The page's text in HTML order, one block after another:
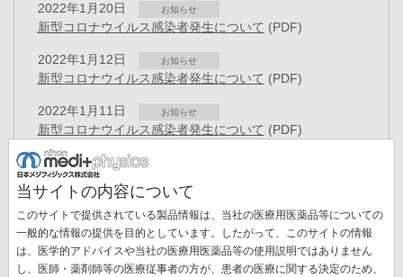
2022年1月20日 お知らせ
新型コロナウイルス感染者発生について (PDF)
2022年1月12日 お知らせ
新型コロナウイルス感染者発生について (PDF)
2022年1月11日 お知らせ
新型コロナウイルス感染者発生について (PDF)
2021年11月17日
特異的かつ簡便な抗体修飾技術に関する特許を取得 ～セ
ラノスティクスを具現化する放射性金属核種の抗体への付
加技術～(PDF)
2021年9月01日 お知らせ
新型コロナウイルス感染者発生について(PDF)
当サイトの内容について
このサイトで提供されている製品情報は、当社の医療用医薬品等についての
一般的な情報の提供を目的としています。したがって、このサイトの情報
は、医学的アドバイスや当社の医療用医薬品等の使用説明ではありません
し、医師・薬剤師等の医療従事者の方が、患者の医療に関する決定のため、